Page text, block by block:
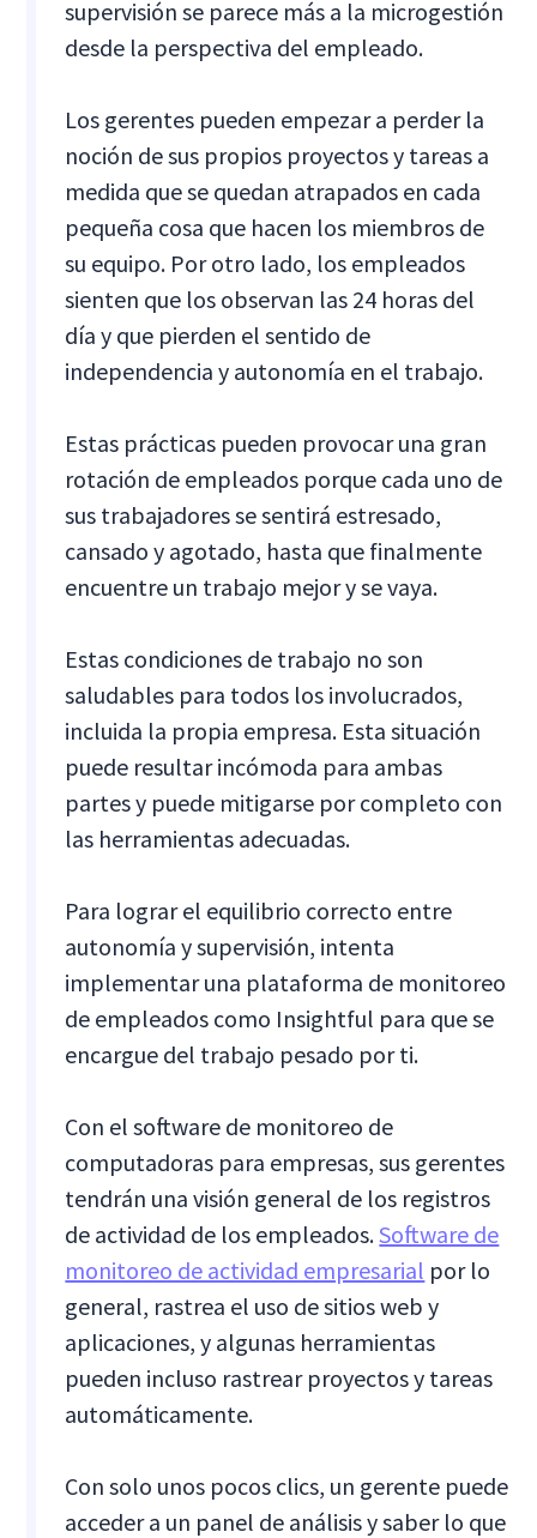
supervisión se parece más a la microgestión
desde la perspectiva del empleado.
Los gerentes pueden empezar a perder la
noción de sus propios proyectos y tareas a
medida que se quedan atrapados en cada
pequeña cosa que hacen los miembros de
su equipo. Por otro lado, los empleados
sienten que los observan las 24 horas del
día y que pierden el sentido de
independencia y autonomía en el trabajo.
Estas prácticas pueden provocar una gran
rotación de empleados porque cada uno de
sus trabajadores se sentirá estresado,
cansado y agotado, hasta que finalmente
encuentre un trabajo mejor y se vaya.
Estas condiciones de trabajo no son
saludables para todos los involucrados,
incluida la propia empresa. Esta situación
puede resultar incómoda para ambas
partes y puede mitigarse por completo con
las herramientas adecuadas.
Para lograr el equilibrio correcto entre
autonomía y supervisión, intenta
implementar una plataforma de monitoreo
de empleados como Insightful para que se
encargue del trabajo pesado por ti.
Con el software de monitoreo de
computadoras para empresas, sus gerentes
tendrán una visión general de los registros
de actividad de los empleados.Software de
monitoreo de actividad empresarial por lo
general, rastrea el uso de sitios web y
aplicaciones, y algunas herramientas
pueden incluso rastrear proyectos y tareas
automáticamente.
Con solo unos pocos clics, un gerente puede
acceder a un panel de análisis y saber lo que